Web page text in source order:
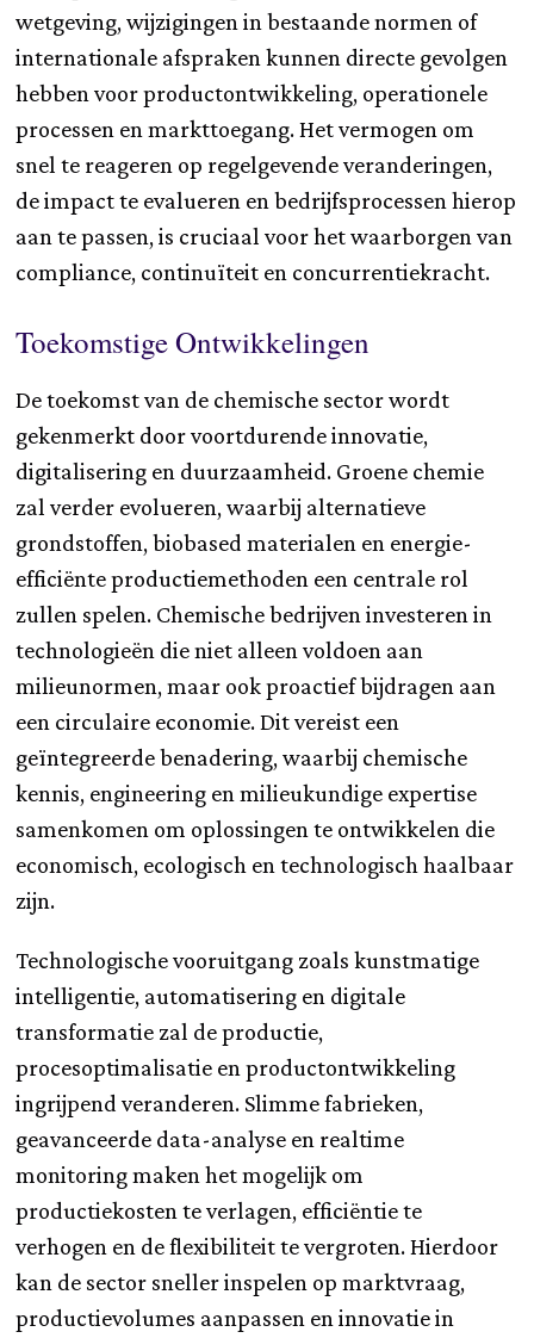
wetgeving, wijzigingen in bestaande normen of
internationale afspraken kunnen directe gevolgen
hebben voor productontwikkeling, operationele
processen en markttoegang. Het vermogen om
snel te reageren op regelgevende veranderingen,
de impact te evalueren en bedrijfsprocessen hierop
aan te passen, is cruciaal voor het waarborgen van
compliance, continuïteit en concurrentiekracht.
Toekomstige Ontwikkelingen
De toekomst van de chemische sector wordt
gekenmerkt door voortdurende innovatie,
digitalisering en duurzaamheid. Groene chemie
zal verder evolueren, waarbij alternatieve
grondstoffen, biobased materialen en energie-
efficiënte productiemethoden een centrale rol
zullen spelen. Chemische bedrijven investeren in
technologieën die niet alleen voldoen aan
milieunormen, maar ook proactief bijdragen aan
een circulaire economie. Dit vereist een
geïntegreerde benadering, waarbij chemische
kennis, engineering en milieukundige expertise
samenkomen om oplossingen te ontwikkelen die
economisch, ecologisch en technologisch haalbaar
zijn.
Technologische vooruitgang zoals kunstmatige
intelligentie, automatisering en digitale
transformatie zal de productie,
procesoptimalisatie en productontwikkeling
ingrijpend veranderen. Slimme fabrieken,
geavanceerde data-analyse en realtime
monitoring maken het mogelijk om
productiekosten te verlagen, efficiëntie te
verhogen en de flexibiliteit te vergroten. Hierdoor
kan de sector sneller inspelen op marktvraag,
productievolumes aanpassen en innovatie in